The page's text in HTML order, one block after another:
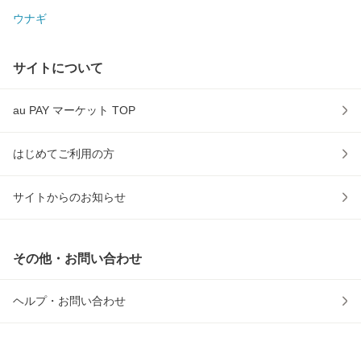
ウナギ
サイトについて
au PAY マーケット TOP
はじめてご利用の方
サイトからのお知らせ
その他・お問い合わせ
ヘルプ・お問い合わせ